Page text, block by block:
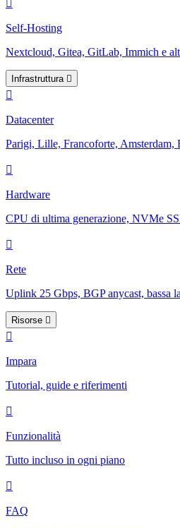
Self-Hosting
Nextcloud, Gitea, GitLab, Immich e
Infrastruttura
Datacenter
Parigi, Lille, Francoforte, Amsterdam,
Hardware
CPU di ultima generazione, NVMe
Rete
Uplink 25 Gbps, BGP anycast, bassa
Risorse
Impara
Tutorial, guide e riferimenti
Funzionalità
Tutto incluso in ogni piano
FAQ